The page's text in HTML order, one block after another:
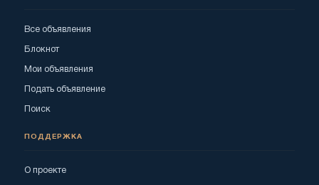
Все объявления
Блокнот
Мои объявления
Подать объявление
Поиск
ПОДДЕРЖКА
О проекте